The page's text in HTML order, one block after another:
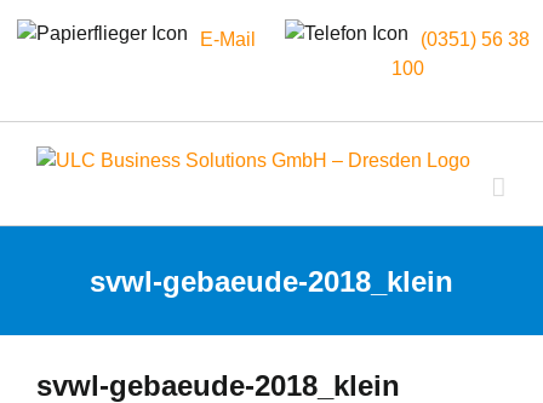
E-Mail
(0351) 56 38
100
Inhalt
svwl-gebaeude-2018_klein
svwl-gebaeude-2018_klein